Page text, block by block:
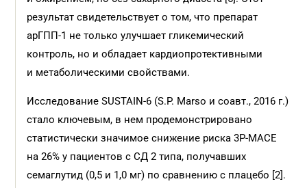
результат свидетельствует о том, что препарат
арГПП-1 не только улучшает гликемический
контроль, но и обладает кардиопротективными
и метаболическими свойствами.
Исследование SUSTAIN-6 (S.P. Marso и соавт., 2016 г.)
стало ключевым, в нем продемонстрировано
статистически значимое снижение риска 3Р-MACE
на 26% у пациентов с СД 2 типа, получавших
семаглутид (0,5 и 1,0 мг) по сравнению с плацебо [2].